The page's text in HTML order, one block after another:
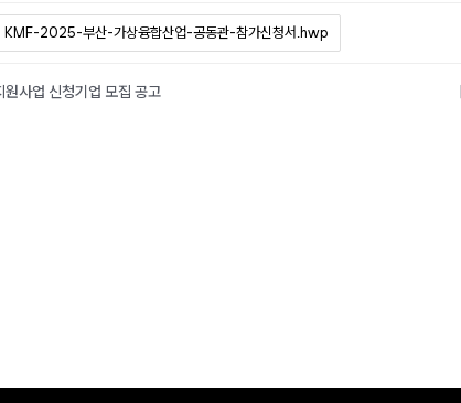
KMF-2025-부산-가상융합산업-공동관-참가신청서.hwp
사업 신청기업 모집 공고